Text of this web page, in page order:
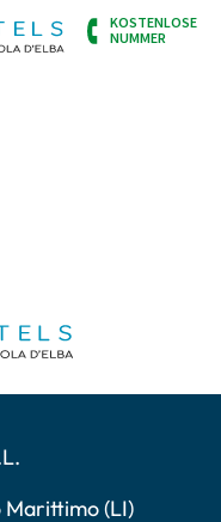
KOSTENLOSE
NUMMER
Marittimo (LI)